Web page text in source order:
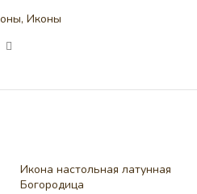
, Иконы
Икона настольная латунная
Богородица